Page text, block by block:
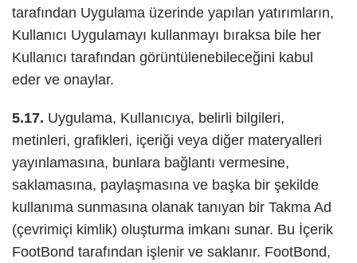
tarafından Uygulama üzerinde yapılan yatırımların,
Kullanıcı Uygulamayı kullanmayı bıraksa bile her
Kullanıcı tarafından görüntülenebileceğini kabul
eder ve onaylar.
5.17. Uygulama, Kullanıcıya, belirli bilgileri,
metinleri, grafikleri, içeriği veya diğer materyalleri
yayınlamasına, bunlara bağlantı vermesine,
saklamasına, paylaşmasına ve başka bir şekilde
kullanıma sunmasına olanak tanıyan bir Takma Ad
(çevrimiçi kimlik) oluşturma imkanı sunar. Bu İçerik
FootBond tarafından işlenir ve saklanır. FootBond,